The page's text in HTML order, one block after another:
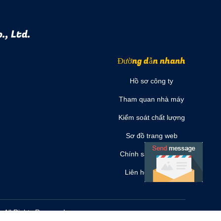
Ltd.
Đường dẫn nhanh
Hồ sơ công ty
Tham quan nhà máy
Kiểm soát chất lượng
Sơ đồ trang web
Chính sách bảo mật
Liên hệ chúng tôi
All Rights Reserved.